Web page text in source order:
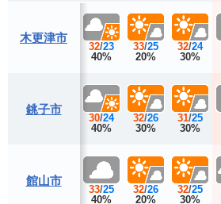
木更津市
銚子市
館山市
32/23
40%
30/24
40%
33/25
40%
33/25
20%
32/26
30%
32/26
20%
32/24
30%
31/25
30%
32/25
30%